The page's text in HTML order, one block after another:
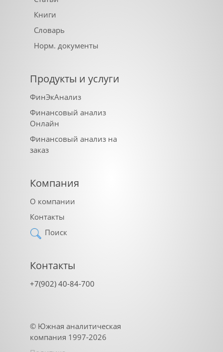
Книги
Словарь
Норм. документы
Продукты и услуги
ФинЭкАнализ
Финансовый анализ
Онлайн
Финансовый анализ на
заказ
Компания
О компании
Контакты
Поиск
Контакты
+7(902) 40-84-700
© Южная аналитическая
компания 1997-2026